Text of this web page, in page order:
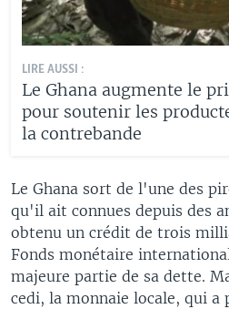
LIRE AUSSI :
Le Ghana augmente le
pour soutenir les
la contrebande
Le Ghana sort de l'une des
qu'il ait connues depuis des
obtenu un crédit de trois
Fonds monétaire
majeure partie de sa dette.
cedi, la monnaie locale, qui a